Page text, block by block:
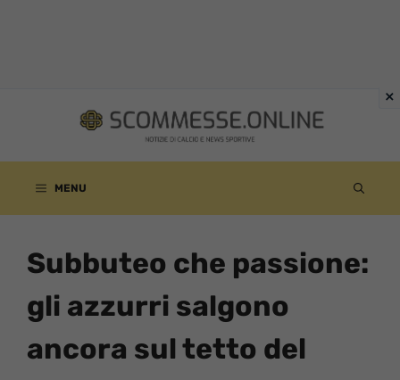
contenuto
MENU
Subbuteo che passione:
gli azzurri salgono
ancora sul tetto del